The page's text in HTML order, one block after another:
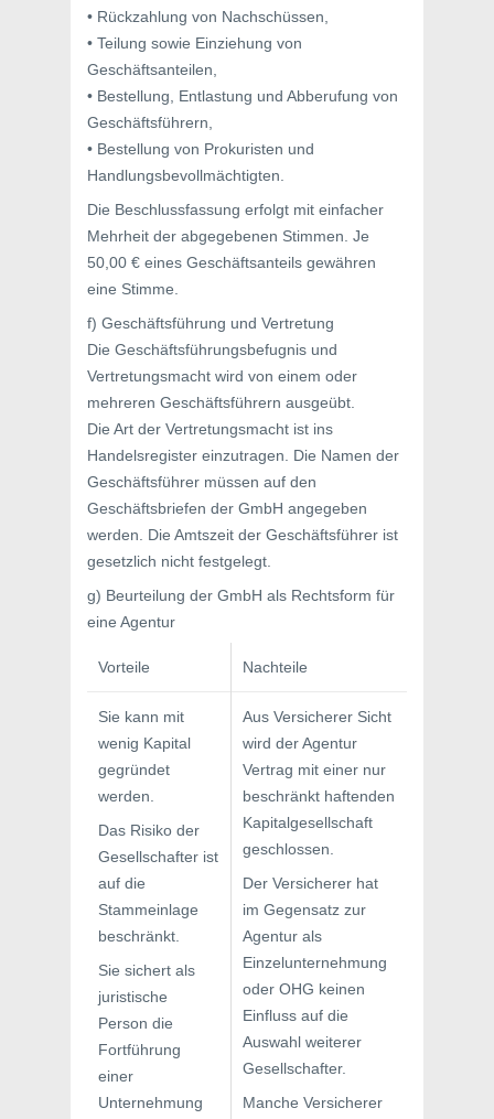
• Rückzahlung von Nachschüssen,
• Teilung sowie Einziehung von
Geschäftsanteilen,
• Bestellung, Entlastung und Abberufung von
Geschäftsführern,
• Bestellung von Prokuristen und
Handlungsbevollmächtigten.
Die Beschlussfassung erfolgt mit einfacher
Mehrheit der abgegebenen Stimmen. Je
50,00 € eines Geschäftsanteils gewähren
eine Stimme.
f) Geschäftsführung und Vertretung
Die Geschäftsführungsbefugnis und
Vertretungsmacht wird von einem oder
mehreren Geschäftsführern ausgeübt.
Die Art der Vertretungsmacht ist ins
Handelsregister einzutragen. Die Namen der
Geschäftsführer müssen auf den
Geschäftsbriefen der GmbH angegeben
werden. Die Amtszeit der Geschäftsführer ist
gesetzlich nicht festgelegt.
g) Beurteilung der GmbH als Rechtsform für
eine Agentur
Vorteile Nachteile
Sie kann mit
wenig Kapital
gegrün­det
werden.
Das Risiko der
Gesellschafter ist
auf die
Stammeinlage
beschränkt.
Sie sichert als
juristische
Person die
Fortführung
einer
Unternehmung
Aus Versicherer Sicht
wird der Agentur
Vertrag mit einer nur
beschränkt haftenden
Kapitalgesellschaft
ge­schlossen.
Der Versicherer hat
im Gegensatz zur
Agentur als
Einzelunternehmung
oder OHG keinen
Einfluss auf die
Auswahl weiterer
Gesellschafter.
Manche Versicherer